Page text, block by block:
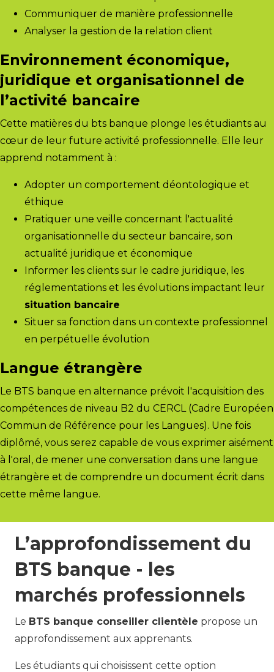
Communiquer de manière professionnelle
Analyser la gestion de la relation client
Environnement économique,
juridique et organisationnel de
l’activité bancaire
Cette matières du bts banque plonge les étudiants au
cœur de leur future activité professionnelle. Elle leur
apprend notamment à :
Adopter un comportement déontologique et
éthique
Pratiquer une veille concernant l'actualité
organisationnelle du secteur bancaire, son
actualité juridique et économique
Informer les clients sur le cadre juridique, les
réglementations et les évolutions impactant leur
situation bancaire
Situer sa fonction dans un contexte professionnel
en perpétuelle évolution
Langue étrangère
Le BTS banque en alternance prévoit l'acquisition des
compétences de niveau B2 du CERCL (Cadre Européen
Commun de Référence pour les Langues). Une fois
diplômé, vous serez capable de vous exprimer aisément
à l'oral, de mener une conversation dans une langue
étrangère et de comprendre un document écrit dans
cette même langue.
L’approfondissement du
BTS banque - les
marchés professionnels
Le BTS banque conseiller clientèle propose un
approfondissement aux apprenants.
Les étudiants qui choisissent cette option